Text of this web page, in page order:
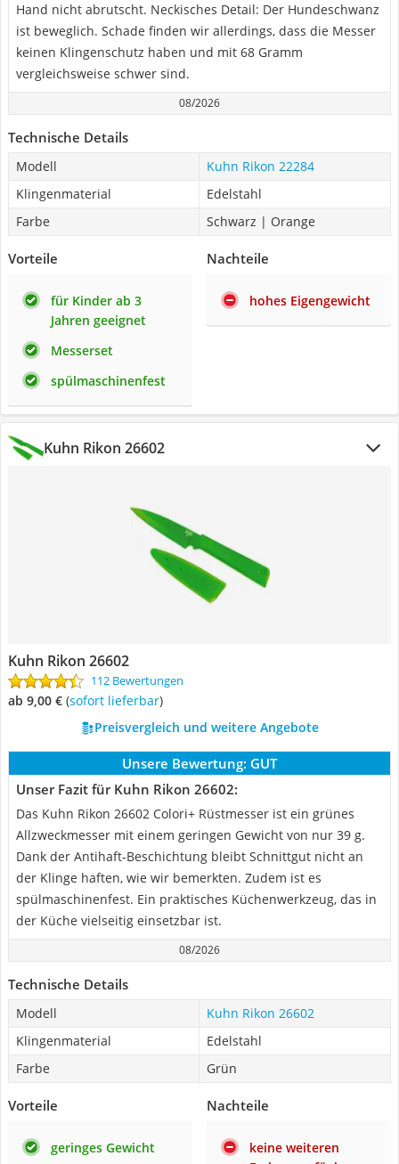
Hand nicht abrutscht. Neckisches Detail: Der Hundeschwanz
ist beweglich. Schade finden wir allerdings, dass die Messer
keinen Klingenschutz haben und mit 68 Gramm
vergleichsweise schwer sind.
08/2026
Technische Details
Modell
Kuhn Rikon 22284
Klingenmaterial
Edelstahl
Farbe
Schwarz | Orange
Vorteile
für Kinder ab 3
Jahren geeignet
Messerset
spülmaschinenfest
Nachteile
hohes Eigengewicht
Kuhn Rikon 26602
Kuhn Rikon 26602
112 Bewertungen
ab 9,00 € ( Sofort lieferbar)
Preisvergleich und weitere Angebote
Unsere Bewertung: GUT
Unser Fazit für Kuhn Rikon 26602:
Das Kuhn Rikon 26602 Colori+ Rüstmesser ist ein grünes
Allzweckmesser mit einem geringen Gewicht von nur 39 g.
Dank der Antihaft-Beschichtung bleibt Schnittgut nicht an
der Klinge haften, wie wir bemerkten. Zudem ist es
spülmaschinenfest. Ein praktisches Küchenwerkzeug, das in
der Küche vielseitig einsetzbar ist.
08/2026
Technische Details
Modell
Kuhn Rikon 26602
Klingenmaterial
Edelstahl
Farbe
Grün
Vorteile
geringes Gewicht
Nachteile
keine weiteren